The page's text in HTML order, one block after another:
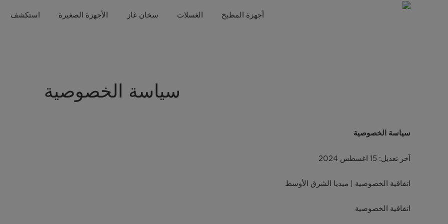
أجهزة المطبخ الغسلات سخان غاز الأجهزة الصغيرة استكشف
سياسة الخصوصية
سياسة الخصوصية
آخر تعديل: 15 اغسطس 2024
اتفاقية الخصوصية | ميديا الشرق الأوسط
اتفاقية الخصوصية